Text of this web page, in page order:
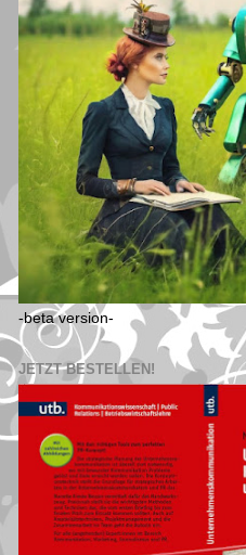
-beta version-
JETZT BESTELLEN!